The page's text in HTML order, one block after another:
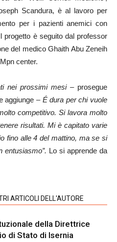
Scandura, è al lavoro per
per i pazienti anemici con
progetto è seguito dal professor
del medico Ghaith Abu Zeneih
center.
nei prossimi mesi – prosegue
aggiunge – É dura per chi vuole
competitivo. Si lavora molto
risultati. Mi è capitato varie
fino alle 4 del mattino, ma se si
entusiasmo”. Lo si apprende da
ARTICOLI DELL'AUTORE
della Direttrice
di Stato di Isernia